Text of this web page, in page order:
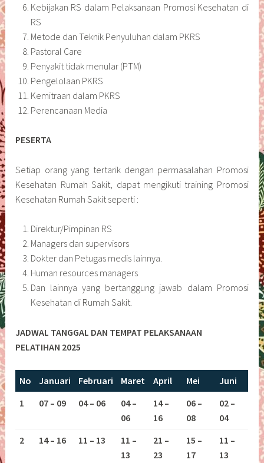
Kebijakan RS dalam Pelaksanaan Promosi Kesehatan di
RS
Metode dan Teknik Penyuluhan dalam PKRS
Pastoral Care
Penyakit tidak menular (PTM)
Pengelolaan PKRS
Kemitraan dalam PKRS
Perencanaan Media
PESERTA
Setiap orang yang tertarik dengan permasalahan Promosi
Kesehatan Rumah Sakit, dapat mengikuti training Promosi
Kesehatan Rumah Sakit seperti :
Direktur/Pimpinan RS
Managers dan supervisors
Dokter dan Petugas medis lainnya.
Human resources managers
Dan lainnya yang bertanggung jawab dalam Promosi
Kesehatan di Rumah Sakit.
JADWAL TANGGAL DAN TEMPAT PELAKSANAAN
PELATIHAN 2025
No Januari Februari Maret April Mei
Juni
1
07 – 09 04 – 06
04 –
06
14 –
16
06 –
08
02 –
04
2
14 – 16 11 – 13
11 –
13
21 –
23
15 –
17
11 –
13